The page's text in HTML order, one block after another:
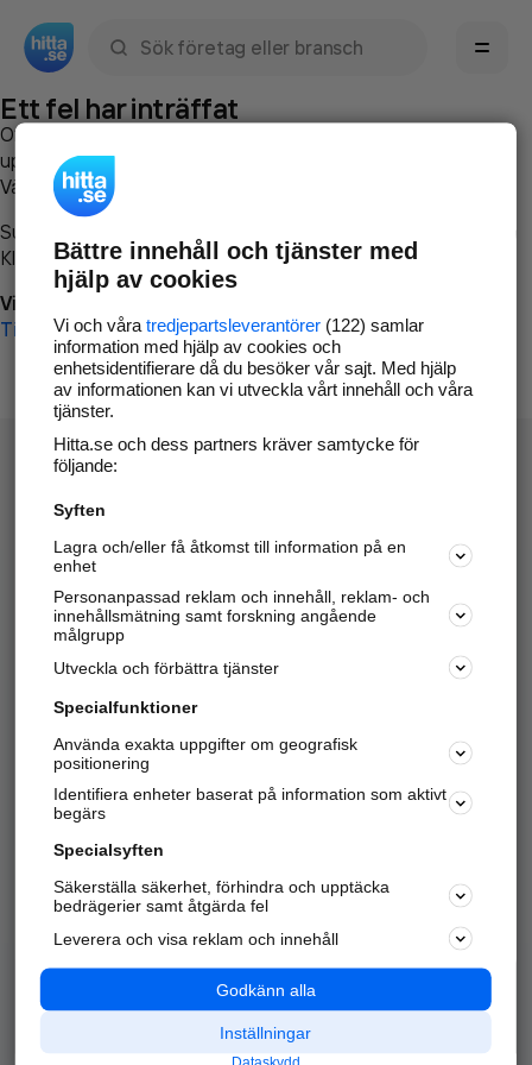
Ett fel har inträffat
Om du vill kan du
uppstod så att vi lättare och snabbare kan avhjälpa det.
Vänligen försök med följande:
Surfa till
Klicka påTillbaka-knappen i webbläsaren och försök igen
Vi beklagar besväret!
Till startsidan
Hitta.se - Gratis nummerupplysning.
Sök företag, personer och platser.
Hitta telefonnummer, adresser, företagsinfo mm.
Marknadsför företaget
Kom igång och annonsera mot
samarbetspartners nära dig.
Alla kategorier
Populära sökningar
API & Kartor
Annonsera
Integritet
Nödnummer
Bättre innehåll och tjänster med
hjälp av cookies
Vi och våra tredjepartsleverantörer(122) samlar
information med hjälp av cookies och
enhetsidentifierare då du besöker vår sajt. Med hjälp
av informationen kan vi utveckla vårt innehåll och våra
tjänster.
Hitta.se och dess partners kräver samtycke för
följande:
Syften
Lagra och/eller få åtkomst till information på en
enhet
Personanpassad reklam och innehåll, reklam- och
innehållsmätning samt forskning angående
målgrupp
Utveckla och förbättra tjänster
Specialfunktioner
Använda exakta uppgifter om geografisk
positionering
Identifiera enheter baserat på information som aktivt
begärs
Specialsyften
Säkerställa säkerhet, förhindra och upptäcka
bedrägerier samt åtgärda fel
Leverera och visa reklam och innehåll
Godkänn alla
Inställningar
Dataskydd